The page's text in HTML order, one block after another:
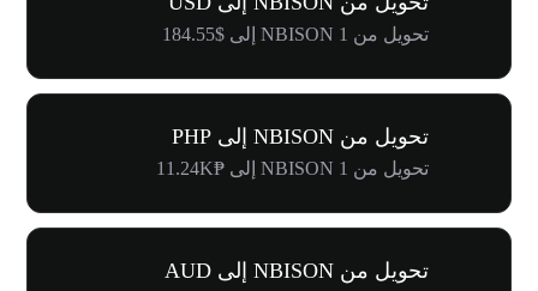
تحويل من 1 NBISON إلى $184.55
تحويل من NBISON إلى PHP
تحويل من 1 NBISON إلى ₱11.24K
تحويل من NBISON إلى AUD